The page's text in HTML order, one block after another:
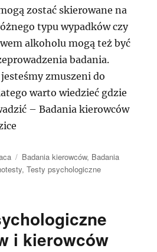
zostać skierowane na
typu wypadków czy
alkoholu mogą też być
badania.
zmuszeni do
warto wiedzieć gdzie
– Badania kierowców
Tagi
Badania kierowców, Badania
,Testy psychologiczne
i kierowców